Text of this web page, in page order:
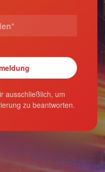
ausschließlich, um
zu beantworten.